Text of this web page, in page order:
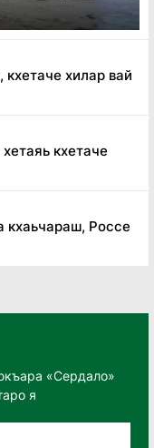
кхетаче хилар вай
кхетаче
кхаьчараш, Россе
«Сердало»
я